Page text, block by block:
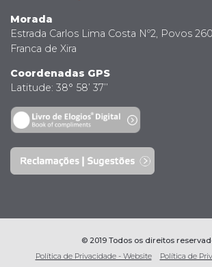
Morada
Estrada Carlos Lima Costa Nº2, Povos
Franca de Xira
Coordenadas GPS
Latitude: 38° 58’ 37’’
© 2019 Todos os direitos
Política de Privacidade - Website
Política de